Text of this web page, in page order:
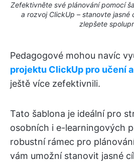
Zefektivněte své plánování pomocí
a rozvoj ClickUp – stanovte jasné
zlepšete
Pedagogové mohou navíc
projektu ClickUp pro učení
ještě více zefektivnili.
Tato šablona je ideální pro
osobních i e-learningových
robustní rámec pro
vám umožní stanovit jasné